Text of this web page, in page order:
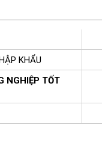
KHẨU
NGHIỆP TỐT